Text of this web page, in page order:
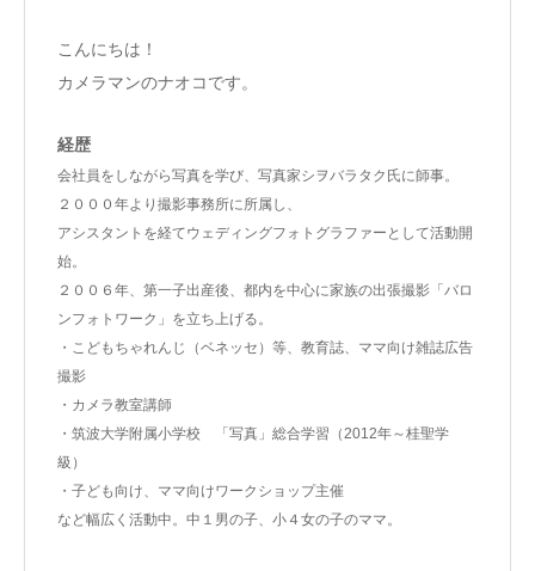
こんにちは！
カメラマンのナオコです。
経歴
会社員をしながら写真を学び、写真家シヲバラタク氏に師事。
２０００年より撮影事務所に所属し、
アシスタントを経てウェディングフォトグラファーとして活動開
始。
２００６年、第一子出産後、都内を中心に家族の出張撮影「バロ
ンフォトワーク」を立ち上げる。
・こどもちゃれんじ（ベネッセ）等、教育誌、ママ向け雑誌広告
撮影
・カメラ教室講師
・筑波大学附属小学校 「写真」総合学習（2012年～桂聖学
級）
・子ども向け、ママ向けワークショップ主催
など幅広く活動中。中１男の子、小４女の子のママ。